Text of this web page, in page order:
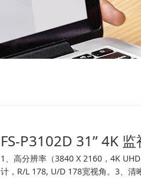
FS-P3102D 31” 4K 监
1、高分辨率（3840 X 2160，4K
计，R/L 178, U/D 178宽视角。3、清